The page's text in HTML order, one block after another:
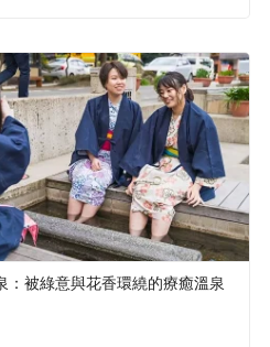
：被綠意與花香環繞的療癒溫泉